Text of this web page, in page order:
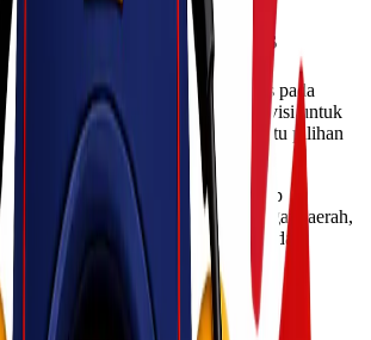
Lionel Express
perusahaan logistik yang berfokus pada
skala besar. Didirikan dengan visi untuk
terbaik, kami telah menjadi salah satu pilihan
Indonesia.
kecepatan dan efisiensi dalam setiap
luas yang mencakup berbagai daerah,
tujuan Anda dengan mudah.
dengan pengetahuan dan
berbagai jenis barang. Kami
berjalan lancar dan aman.